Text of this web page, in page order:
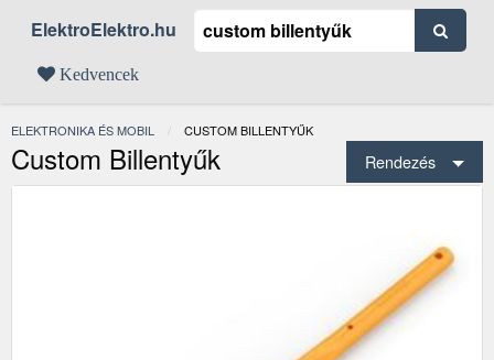
ElektroElektro.hu
Kedvencek
ELEKTRONIKA ÉS MOBIL JELENLEGI:
CUSTOM BILLENTYŰK
Custom Billentyűk Rendezés